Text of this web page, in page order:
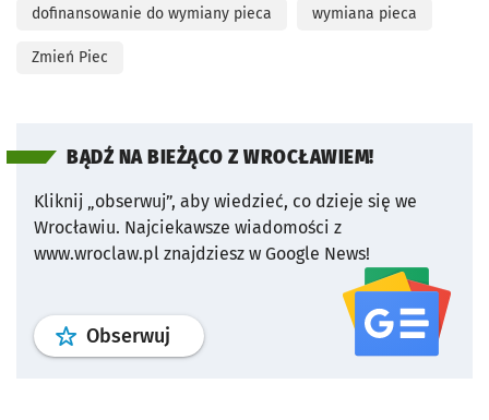
dofinansowanie do wymiany pieca wymiana pieca
Zmień Piec
BĄDŹ NA BIEŻĄCO Z WROCŁAWIEM!
Kliknij „obserwuj”, aby wiedzieć, co dzieje się we
Wrocławiu. Najciekawsze wiadomości z
www.wroclaw.pl znajdziesz w Google News!
Obserwuj profil serwisu